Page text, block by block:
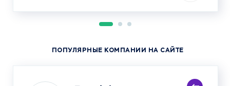
ПОПУЛЯРНЫЕ КОМПАНИИ НА САЙТЕ